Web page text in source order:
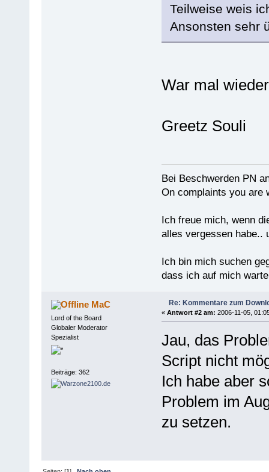
Teilweise weis
Ansonsten sehr
War mal
Greetz Souli
Bei Beschwerden PN
On complaints you are
Ich freue mich, wenn
alles vergessen habe..
Ich bin mich suchen
dass ich auf mich
MaC
Lord of the Board
Globaler Moderator
Spezialist
Beiträge: 362
Re: Kommentare zum
« Antwort #2 am: 2006-11-05,
Jau, das
Script nicht
Ich habe aber
Problem im
zu setzen.